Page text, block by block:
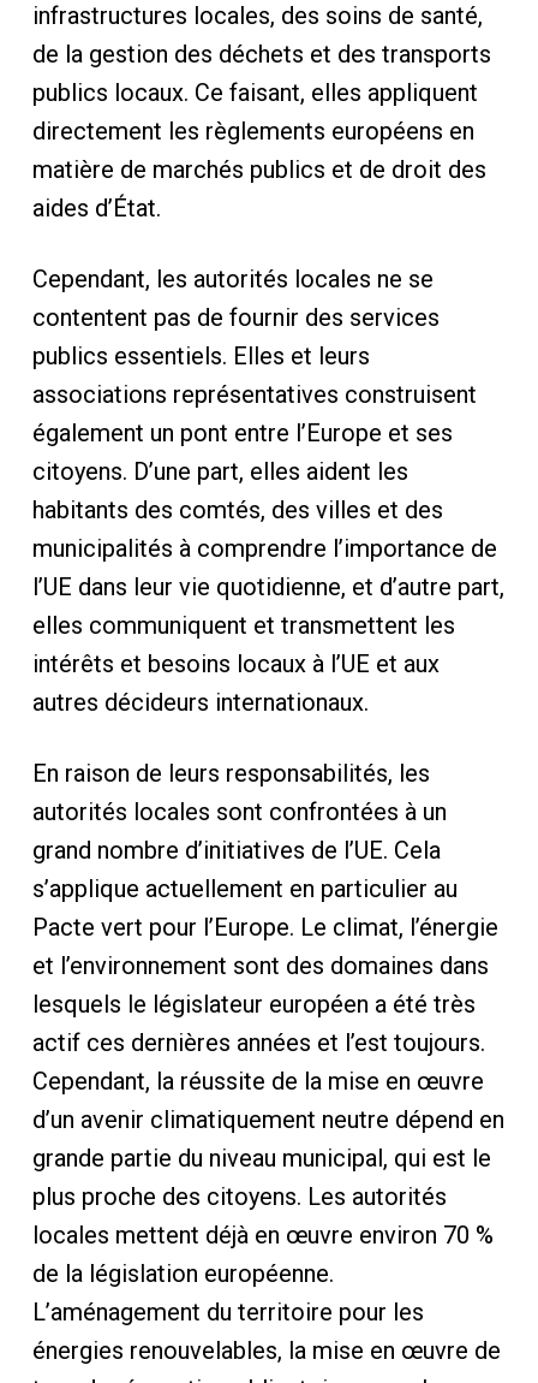
infrastructures locales, des soins de santé,
de la gestion des déchets et des transports
publics locaux. Ce faisant, elles appliquent
directement les règlements européens en
matière de marchés publics et de droit des
aides d’État.
Cependant, les autorités locales ne se
contentent pas de fournir des services
publics essentiels. Elles et leurs
associations représentatives construisent
également un pont entre l’Europe et ses
citoyens. D’une part, elles aident les
habitants des comtés, des villes et des
municipalités à comprendre l’importance de
l’UE dans leur vie quotidienne, et d’autre part,
elles communiquent et transmettent les
intérêts et besoins locaux à l’UE et aux
autres décideurs internationaux.
En raison de leurs responsabilités, les
autorités locales sont confrontées à un
grand nombre d’initiatives de l’UE. Cela
s’applique actuellement en particulier au
Pacte vert pour l’Europe. Le climat, l’énergie
et l’environnement sont des domaines dans
lesquels le législateur européen a été très
actif ces dernières années et l’est toujours.
Cependant, la réussite de la mise en œuvre
d’un avenir climatiquement neutre dépend en
grande partie du niveau municipal, qui est le
plus proche des citoyens. Les autorités
locales mettent déjà en œuvre environ 70 %
de la législation européenne.
L’aménagement du territoire pour les
énergies renouvelables, la mise en œuvre de